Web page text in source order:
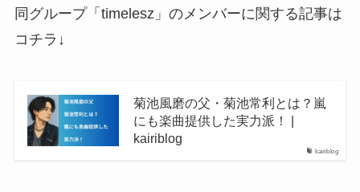
同グループ「timelesz」のメンバーに関する記事は
コチラ↓
kairiblog
菊池風磨の父・菊池常利とは？嵐
にも楽曲提供した実力派！ |
kairiblog